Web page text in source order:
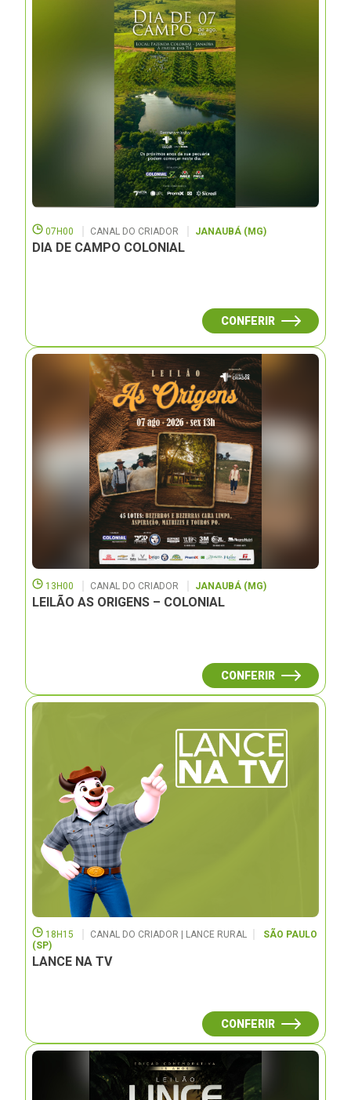
07H00 CANAL DO CRIADOR JANAUBÁ (MG)
DIA DE CAMPO COLONIAL
CONFERIR
13H00 CANAL DO CRIADOR JANAUBÁ (MG)
LEILÃO AS ORIGENS – COLONIAL
CONFERIR
18H15 CANAL DO CRIADOR | LANCE RURAL
SÃO PAULO
(SP)
LANCE NA TV
CONFERIR